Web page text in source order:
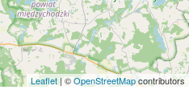
Leaflet | ©OpenStreetMapcontributors